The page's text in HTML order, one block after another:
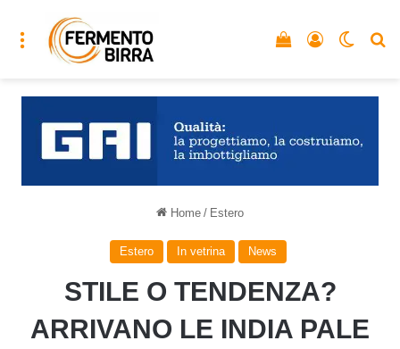
Menu Accedi
Vedi il carrello
Home / Estero
Estero In vetrina News
STILE O TENDENZA?
ARRIVANO LE INDIA PALE